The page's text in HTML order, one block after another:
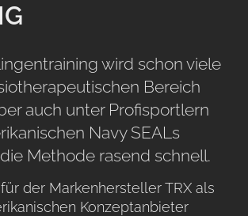
wird schon viele
Bereich
auch unter Profisportlern
Navy SEALs
Methode rasend schnell.
der Markenhersteller TRX als
Konzeptanbieter